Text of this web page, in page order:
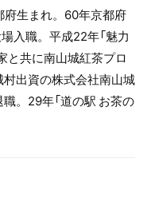
生まれ。60年京都府
入職。平成22年「魅力
と共に南山城紅茶プロ
出資の株式会社南山城
。29年「道の駅 お茶の